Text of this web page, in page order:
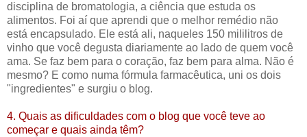
disciplina de bromatologia, a ciência que estuda os
alimentos. Foi aí que aprendi que o melhor remédio não
está encapsulado. Ele está ali, naqueles 150 mililitros de
vinho que você degusta diariamente ao lado de quem você
ama. Se faz bem para o coração, faz bem para alma. Não é
mesmo? E como numa fórmula farmacêutica, uni os dois
"ingredientes" e surgiu o blog.
4. Quais as dificuldades com o blog que você teve ao
começar e quais ainda têm?